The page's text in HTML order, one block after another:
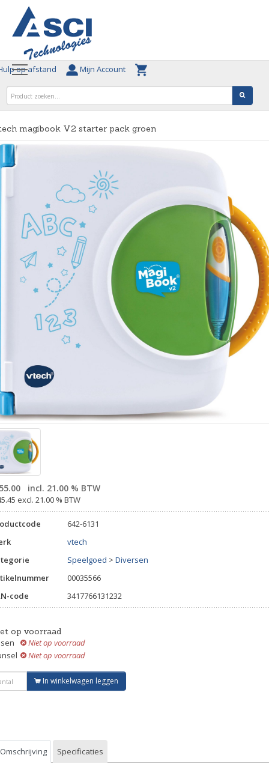
op afstand Mijn Account
magibook V2 starter pack groen
incl. 21.00 % BTW
excl. 21.00 % BTW
642-6131
vtech
Speelgoed > Diversen
00035566
code
3417766131232
op voorraad
Niet op voorraad
Niet op voorraad
In winkelwagen leggen
Omschrijving Specificaties